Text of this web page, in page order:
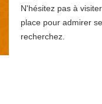
N'hésitez pas à
place pour admirer
recherchez.